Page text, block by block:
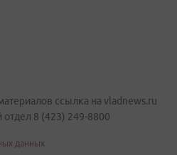
ссылка на vladnews.ru
8 (423) 249-8800
данных